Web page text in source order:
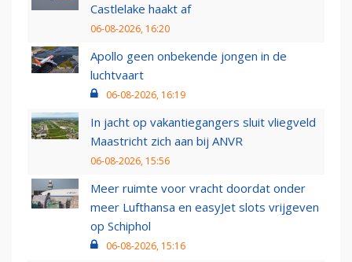
Castlelake haakt af
06-08-2026, 16:20
Apollo geen onbekende jongen in de
luchtvaart
06-08-2026, 16:19
In jacht op vakantiegangers sluit vliegveld
Maastricht zich aan bij ANVR
06-08-2026, 15:56
Meer ruimte voor vracht doordat onder
meer Lufthansa en easyJet slots vrijgeven
op Schiphol
06-08-2026, 15:16